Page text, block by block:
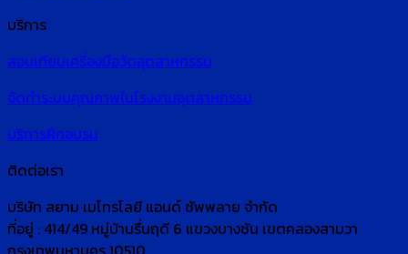
บริการ
สอบเทียบเครื่องมือวัดอุตสาหกรรม
จัดทำระบบคุณภาพในโรงงานอุตสาหกรรม
บริการฝึกอบรม
ติดต่อเรา
บริษัท สยาม เมโทรโลยี แอนด์ ซัพพลาย จำกัด
ที่อยู่ : 414/49 หมู่บ้านรื่นฤดี 6 แขวงบางชัน เขตคลองสามวา